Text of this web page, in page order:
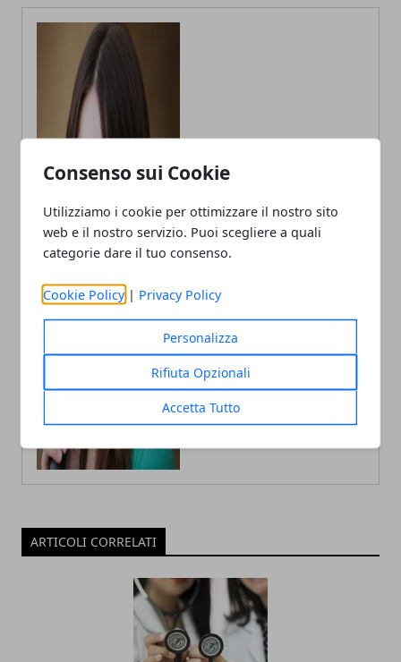
Consenso sui Cookie
Utilizziamo i cookie per ottimizzare il nostro sito
web e il nostro servizio. Puoi scegliere a quali
categorie dare il tuo consenso.
Cookie Policy | Privacy Policy
Personalizza
Rifiuta Opzionali
Accetta Tutto
Autrice di articoli per blog, laureata
in Psicologia con la passione per la
scrittura e le guide How to
ARTICOLI CORRELATI